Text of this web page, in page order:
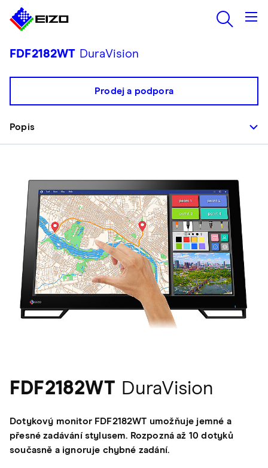
FDF2182WT DuraVision
Popis
Prodej a podpora
FDF2182WT DuraVision
Dotykový monitor FDF2182WT umožňuje jemné a
přesné zadávání stylusem. Rozpozná až 10 dotyků
současně a ignoruje chybné zadání.